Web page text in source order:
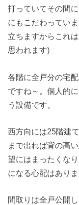
打っていてその間
にもこだわってい
立ちますからこれ
思われます)
各階に全戸分の宅
ですね～。個人的
う設備です。
西方向には25階建
まで出れば背の高
望にはまったくな
になる心配はありま
間取りは全戸公開